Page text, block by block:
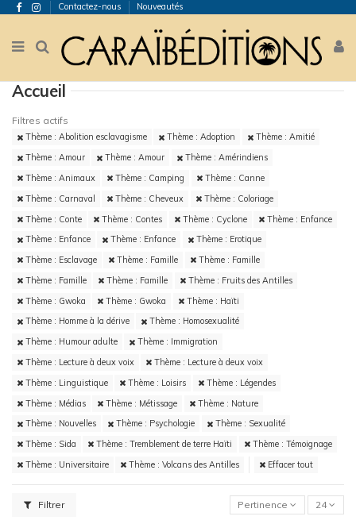
Contactez-nous Nouveautés
Accueil
Filtres actifs
Thème : Abolition esclavagisme Thème : Adoption
Thème : Amitié
Thème : Amour
Thème : Amour
Thème : Amérindiens
Thème : Animaux
Thème : Camping
Thème : Canne
Thème : Carnaval
Thème : Cheveux
Thème : Coloriage
Thème : Conte
Thème : Contes Thème : Cyclone
Thème : Enfance
Thème : Enfance
Thème : Enfance
Thème : Erotique
Thème : Esclavage
Thème : Famille
Thème : Famille
Thème : Famille
Thème : Famille
Thème : Fruits des Antilles
Thème : Gwoka
Thème : Gwoka
Thème : Haïti
Thème : Homme à la dérive
Thème : Homosexualité
Thème : Humour adulte
Thème : Immigration
Thème : Lecture à deux voix
Thème : Lecture à deux voix
Thème : Linguistique
Thème : Loisirs
Thème : Légendes
Thème : Médias
Thème : Métissage
Thème : Nature
Thème : Nouvelles
Thème : Psychologie
Thème : Sexualité
Thème : Sida
Thème : Tremblement de terre Haïti
Thème : Témoignage
Thème : Universitaire
Thème : Volcans des Antilles Effacer tout
Filtrer Pertinence 24